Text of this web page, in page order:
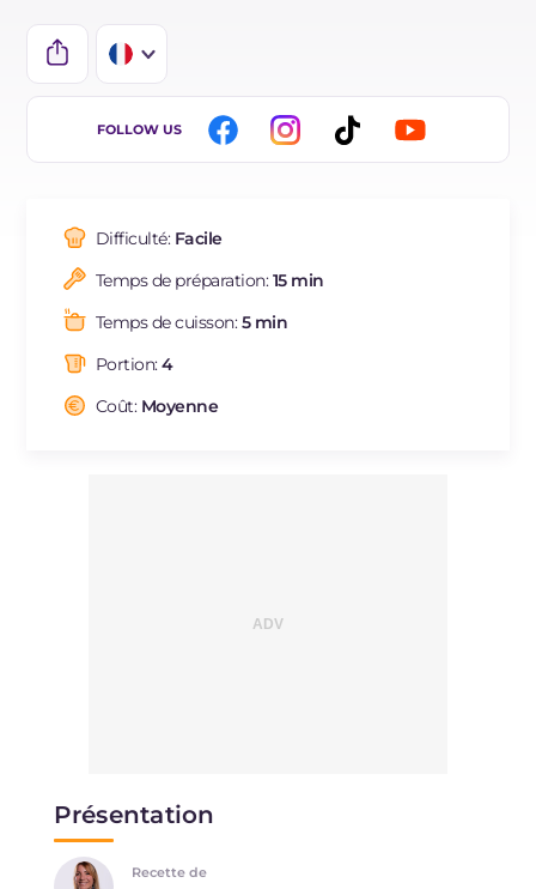
IT
ES
DE
NL
FOLLOW US
Difficulté: Facile
Temps de préparation:15 min
Temps de cuisson:5 min
Portion:4
Coût: Moyenne
Présentation
Recette de